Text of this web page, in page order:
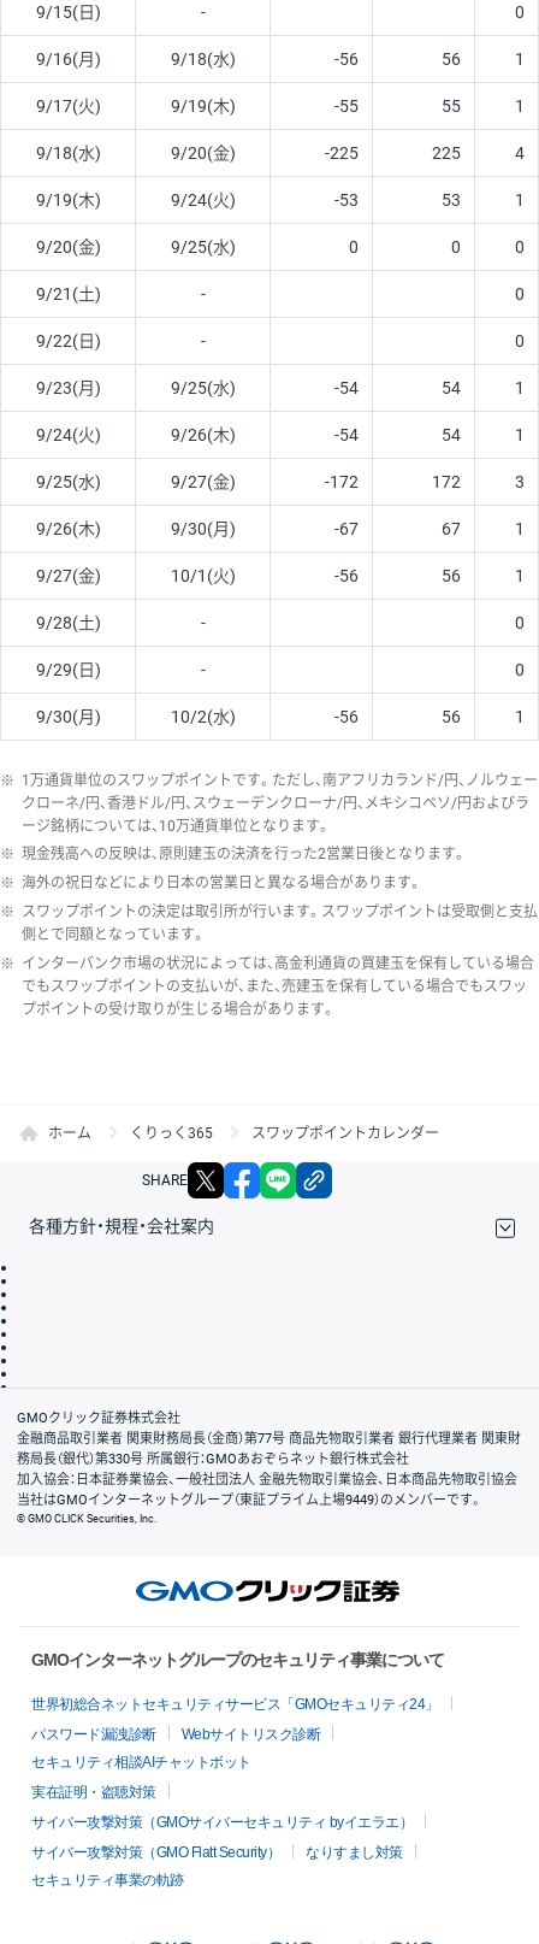
9/15(日) - 0
9/16(月) 9/18(水) -56 56 1
9/17(火) 9/19(木) -55 55 1
9/18(水) 9/20(金) -225 225 4
9/19(木) 9/24(火) -53 53 1
9/20(金) 9/25(水) 0 0 0
9/21(土) - 0
9/22(日) - 0
9/23(月) 9/25(水) -54 54 1
9/24(火) 9/26(木) -54 54 1
9/25(水) 9/27(金) -172 172 3
9/26(木) 9/30(月) -67 67 1
9/27(金) 10/1(火) -56 56 1
9/28(土) - 0
9/29(日) - 0
9/30(月) 10/2(水) -56 56 1
※ 1万通貨単位のスワップポイントです。ただし、南アフリカランド/円、ノルウェー
クローネ/円、香港ドル/円、スウェーデンクローナ/円、メキシコペソ/円およびラ
ージ銘柄については、10万通貨単位となります。
※ 現金残高への反映は、原則建玉の決済を行った2営業日後となります。
※ 海外の祝日などにより日本の営業日と異なる場合があります。
※ スワップポイントの決定は取引所が行います。スワップポイントは受取側と支払
側とで同額となっています。
※ インターバンク市場の状況によっては、高金利通貨の買建玉を保有している場合
でもスワップポイントの支払いが、また、売建玉を保有している場合でもスワッ
プポイントの受け取りが生じる場合があります。
ホーム くりっく365 スワップポイントカレンダー
SHARE X facebook
各種方針・規程・会社案内
会社案内
GMOクリック証券株式会社
金融商品取引業者 関東財務局長（金商）第77号 商品先物取引業者 銀行代理業者 関東財
務局長（銀代）第330号 所属銀行：GMOあおぞらネット銀行株式会社
加入協会：日本証券業協会、一般社団法人 金融先物取引業協会、日本商品先物取引協会
当社はGMOインターネットグループ（東証プライム上場9449）のメンバーです。
© GMO CLICK Securities, Inc.
GMOインターネットグループのセキュリティ事業について
世界初総合ネットセキュリティサービス「GMOセキュリティ24」
パスワード漏洩診断
Webサイトリスク診断
セキュリティ相談AIチャットボット
実在証明・盗聴対策
サイバー攻撃対策（GMOサイバーセキュリティ byイエラエ）
サイバー攻撃対策（GMO Flatt Security）
なりすまし対策
セキュリティ事業の軌跡